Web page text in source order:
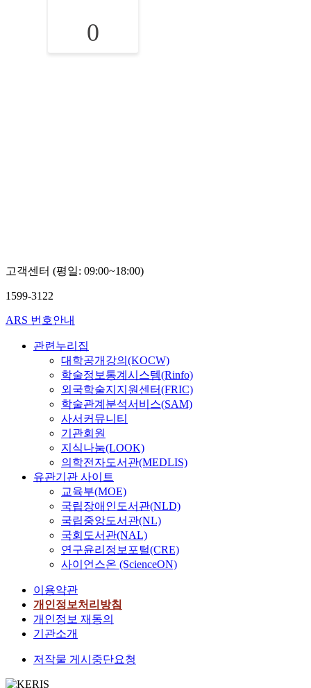
0
고객센터 (평일: 09:00~18:00)
1599-3122
ARS 번호안내
관련누리집
대학공개강의(KOCW)
학술정보통계시스템(Rinfo)
외국학술지지원센터(FRIC)
학술관계분석서비스(SAM)
사서커뮤니티
기관회원
지식나눔(LOOK)
의학전자도서관(MEDLIS)
유관기관 사이트
교육부(MOE)
국립장애인도서관(NLD)
국립중앙도서관(NL)
국회도서관(NAL)
연구윤리정보포털(CRE)
사이언스온 (ScienceON)
이용약관
개인정보처리방침
개인정보 재동의
기관소개
저작물 게시중단요청